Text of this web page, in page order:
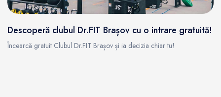
Descoperă clubul Dr.FIT Brașov cu o intrare gratuită!
Încearcă gratuit Clubul Dr.FIT Brașov și ia decizia chiar tu!